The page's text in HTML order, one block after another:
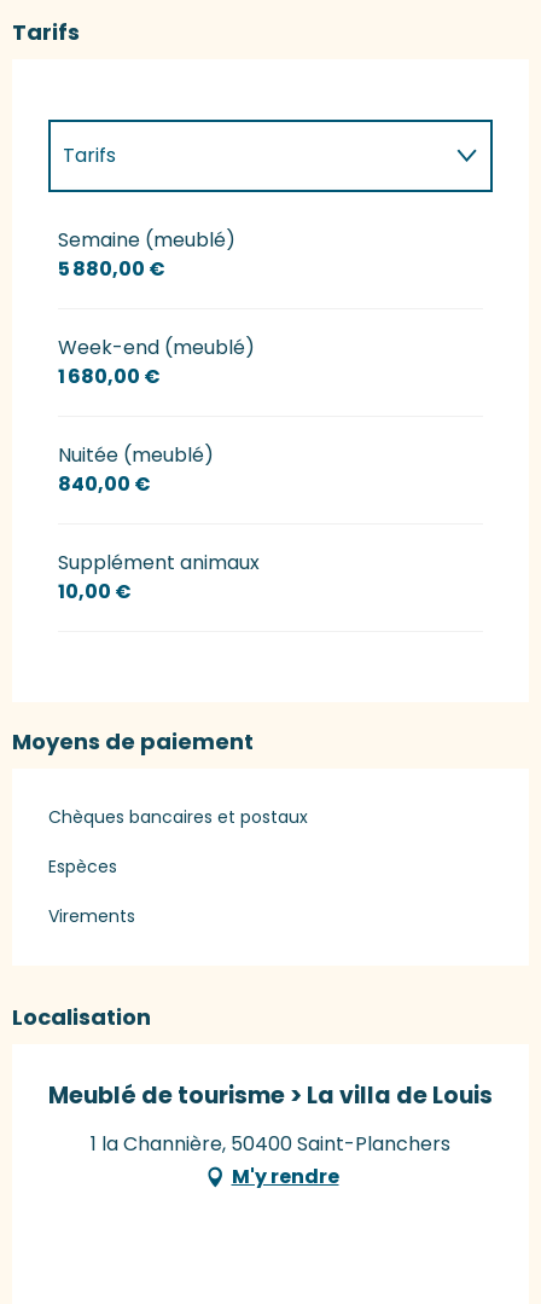
Tarifs
Tarifs
Tarifs 2027
Semaine (meublé)
5 880,00 €
Week-end (meublé)
1 680,00 €
Nuitée (meublé)
840,00 €
Supplément animaux
10,00 €
Moyens de paiement
Chèques bancaires et postaux
Espèces
Virements
Localisation
Meublé de tourisme > La villa de Louis
1 la Channière, 50400 Saint-Planchers
M'y rendre